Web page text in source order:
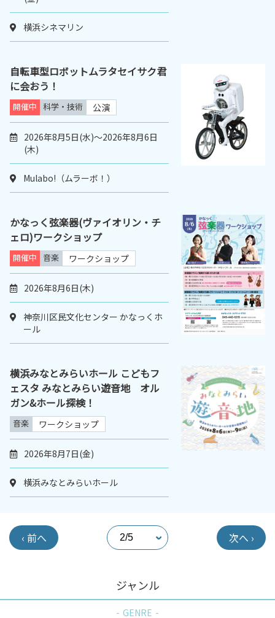
横浜シネマリン
自転車型ロボットムラタセイサク君
に会おう！
開催中 科学・技術 公演
2026年8月5日(水)～2026年8月6日
(木)
Mulabo!（ムラーボ！）
かなっく弦楽器(ヴァイオリン・チ
ェロ)ワークショップ
開催中 音楽 ワークショップ
2026年8月6日(木)
神奈川区民文化センター かなっくホ
ール
横浜みなとみらいホール こどもフ
ェスタ みなとみらい遊音地 オル
ガン&ホール探検！
音楽 ワークショップ
2026年8月7日(金)
横浜みなとみらいホール
‹ 前へ 次へ ›
ジャンル
GENRE